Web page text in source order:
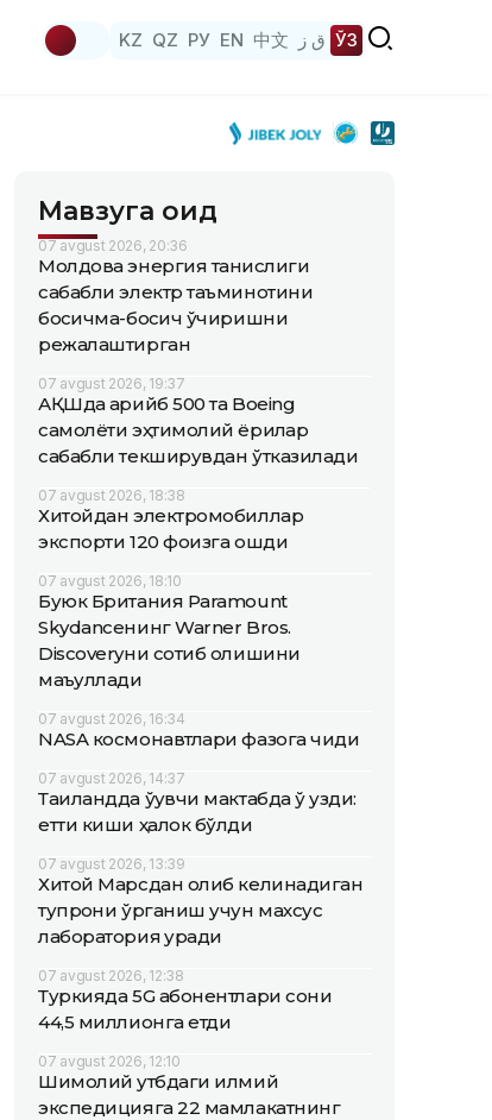
KZ QZ РУ EN 中文 ق ز ЎЗ
Мавзуга оид
07 avgust 2026, 20:36
Молдова энергия танқислиги
сабабли электр таъминотини
босқичма-босқич ўчиришни
режалаштирган
07 avgust 2026, 19:37
АҚШда қарийб 500 та Boeing
самолёти эҳтимолий ёриқлар
сабабли текширувдан ўтказилади
07 avgust 2026, 18:38
Хитойдан электромобиллар
экспорти 120 фоизга ошди
07 avgust 2026, 18:10
Буюк Британия Paramount
Skydanceнинг Warner Bros.
Discoveryни сотиб олишини
маъқуллади
07 avgust 2026, 16:34
NASA космонавтлари фазога чиқди
07 avgust 2026, 14:37
Таиландда ўқувчи мактабда ўқ узди:
етти киши ҳалок бўлди
07 avgust 2026, 13:39
Хитой Марсдан олиб келинадиган
тупроқни ўрганиш учун махсус
лаборатория қуради
07 avgust 2026, 12:38
Туркияда 5G абонентлари сони
44,5 миллионга етди
07 avgust 2026, 12:10
Шимолий қутбдаги илмий
экспедицияга 22 мамлакатнинг